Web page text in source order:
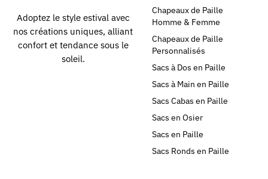
Adoptez le style estival avec
nos créations uniques, alliant
confort et tendance sous le
soleil.
Chapeaux de Paille
Homme & Femme
Chapeaux de Paille
Personnalisés
Sacs à Dos en Paille
Sacs à Main en Paille
Sacs Cabas en Paille
Sacs en Osier
Sacs en Paille
Sacs Ronds en Paille